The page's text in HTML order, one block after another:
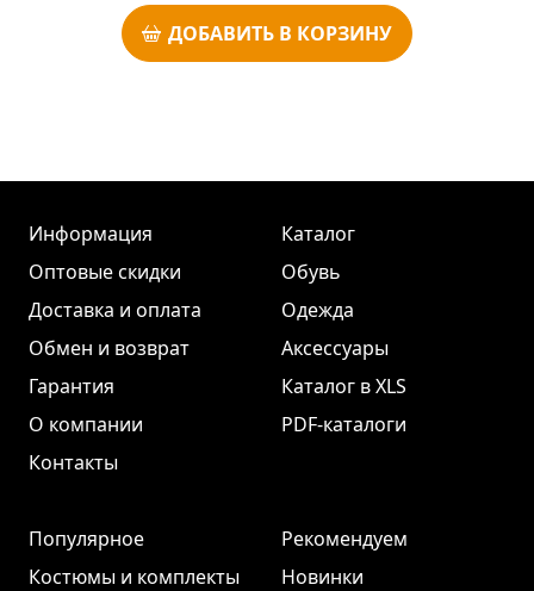
ДОБАВИТЬ В КОРЗИНУ
Информация
Оптовые скидки
Доставка и оплата
Обмен и возврат
Гарантия
О компании
Контакты
Каталог
Обувь
Одежда
Аксессуары
Каталог в XLS
PDF-каталоги
Популярное
Костюмы и комплекты
Рекомендуем
Новинки